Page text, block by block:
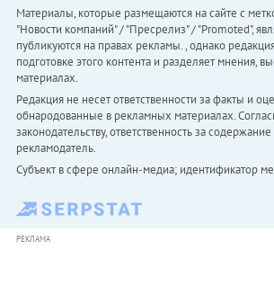
Материалы, которые размещаются на сайте с
"Новости компаний" / "Пресрелиз" / "Promoted",
публикуются на правах рекламы. , однако
подготовке этого контента и разделяет мнения,
материалах.
Редакция не несет ответственности за факты и
обнародованные в рекламных материалах.
законодательству, ответственность за
рекламодатель.
Субъект в сфере онлайн-медиа; идентификатор
РЕКЛАМА